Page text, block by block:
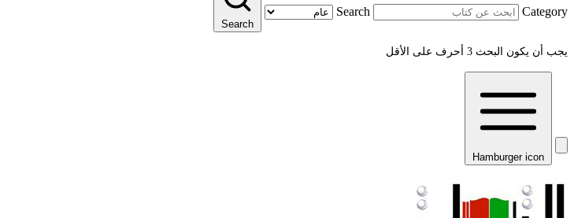
Search Category
Search
يجب أن يكون البحث 3 أحرف على الأقل
Hamburger icon